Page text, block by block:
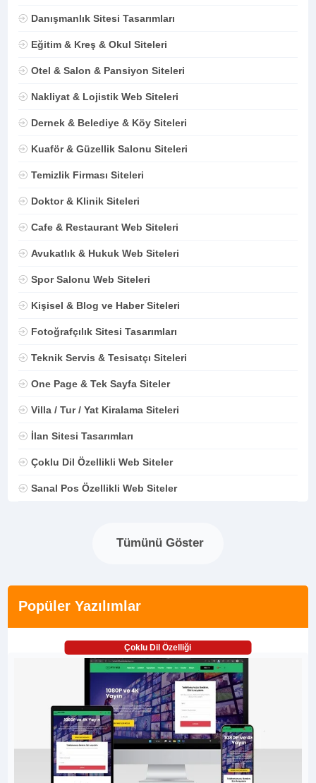
Danışmanlık Sitesi Tasarımları
Eğitim & Kreş & Okul Siteleri
Otel & Salon & Pansiyon Siteleri
Nakliyat & Lojistik Web Siteleri
Dernek & Belediye & Köy Siteleri
Kuaför & Güzellik Salonu Siteleri
Temizlik Firması Siteleri
Doktor & Klinik Siteleri
Cafe & Restaurant Web Siteleri
Avukatlık & Hukuk Web Siteleri
Spor Salonu Web Siteleri
Kişisel & Blog ve Haber Siteleri
Fotoğrafçılık Sitesi Tasarımları
Teknik Servis & Tesisatçı Siteleri
One Page & Tek Sayfa Siteler
Villa / Tur / Yat Kiralama Siteleri
İlan Sitesi Tasarımları
Çoklu Dil Özellikli Web Siteler
Sanal Pos Özellikli Web Siteler
Tümünü Göster
Popüler Yazılımlar
Çoklu Dil Özelliği